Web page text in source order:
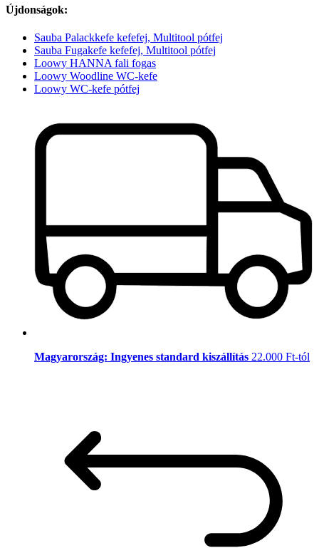
Újdonságok:
Sauba Palackkefe kefefej, Multitool pótfej
Sauba Fugakefe kefefej, Multitool pótfej
Loowy HANNA fali fogas
Loowy Woodline WC-kefe
Loowy WC-kefe pótfej
Magyarország: Ingyenes standard kiszállítás 22.000 Ft-tól